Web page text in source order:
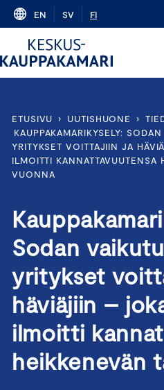
Skip
content
EN SV FI
ETUSIVU › UUTISHUONE ›
KAUPPAKAMARIKYSELY:
YRITYKSET VOITTAJIIN JA
ILMOITTI KANNATTAVUUTENSA
VUONNA
Sodan
yritykset
häviäjiin –
ilmoitti
heikkenevän